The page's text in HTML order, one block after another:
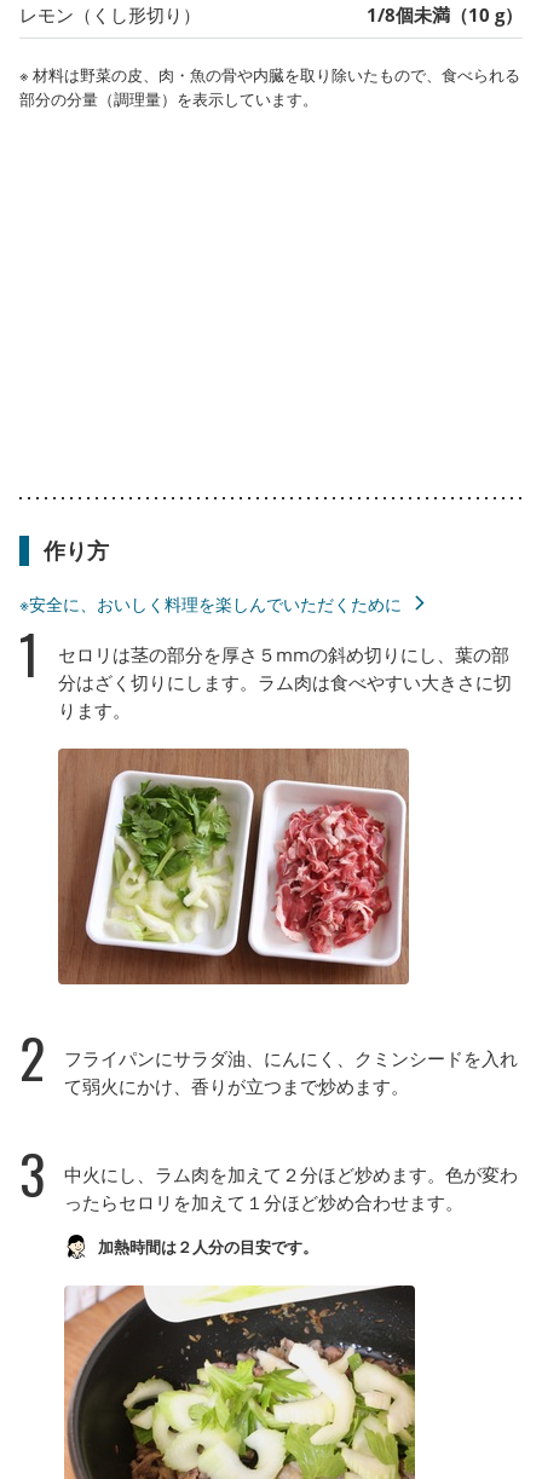
レモン（くし形切り） 1/8個未満（10 g）
※ 材料は野菜の皮、肉・魚の骨や内臓を取り除いたもので、食べられる
部分の分量（調理量）を表示しています。
作り方
※安全に、おいしく料理を楽しんでいただくために
1
セロリは茎の部分を厚さ５mmの斜め切りにし、葉の部
分はざく切りにします。ラム肉は食べやすい大きさに切
ります。
2
フライパンにサラダ油、にんにく、クミンシードを入れ
て弱火にかけ、香りが立つまで炒めます。
3
中火にし、ラム肉を加えて２分ほど炒めます。色が変わ
ったらセロリを加えて１分ほど炒め合わせます。
加熱時間は２人分の目安です。